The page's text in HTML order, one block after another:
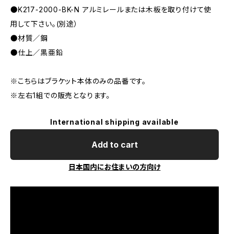
●K217-2000-BK-N アルミレールまたは木板を取り付けて使
用して下さい。(別途）
●材質／鋼
●仕上／黒亜鉛
※こちらはブラケット本体のみの品番です。
※左右1組での販売となります。
International shipping available
Add to cart
日本国内にお住まいの方向け